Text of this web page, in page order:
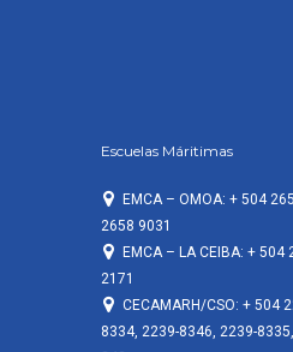
Escuelas Máritimas
EMCA – OMOA: + 504
2658 9031
EMCA – LA CEIBA: + 504
2171
CECAMARH/CSO: + 504
8334, 2239-8346, 2239-